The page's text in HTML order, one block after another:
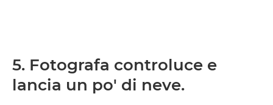
5. Fotografa controluce e
lancia un po' di neve.